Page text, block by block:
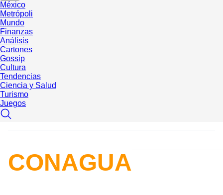
México
Metrópoli
Mundo
Finanzas
Análisis
Cartones
Gossip
Cultura
Tendencias
Ciencia y Salud
Turismo
Juegos
CONAGUA